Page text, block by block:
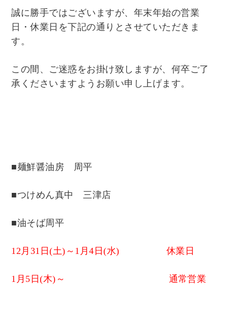
誠に勝手ではございますが、年末年始の営業
日・休業日を下記の通りとさせていただきま
す。
この間、ご迷惑をお掛け致しますが、何卒ご了
承くださいますようお願い申し上げます。
■麺鮮醤油房 周平
■つけめん真中 三津店
■油そば周平
12月31日(土)～1月4日(水) 休業日
1月5日(木)～ 通常営業